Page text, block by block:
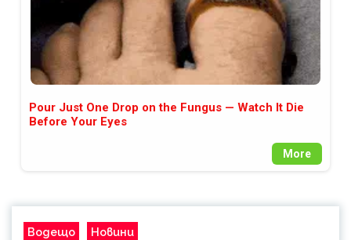
Pour Just One Drop on the Fungus — Watch It Die
Before Your Eyes
More
Водещо Новини